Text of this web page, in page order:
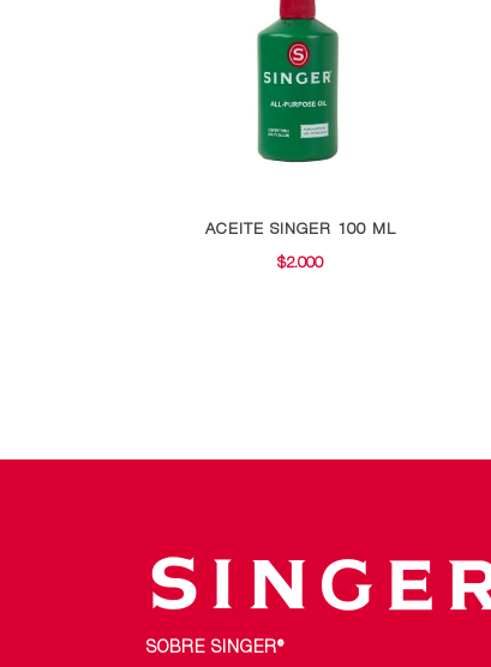
ACEITE SINGER 100 ML
$2.000
SOBRE SINGER®